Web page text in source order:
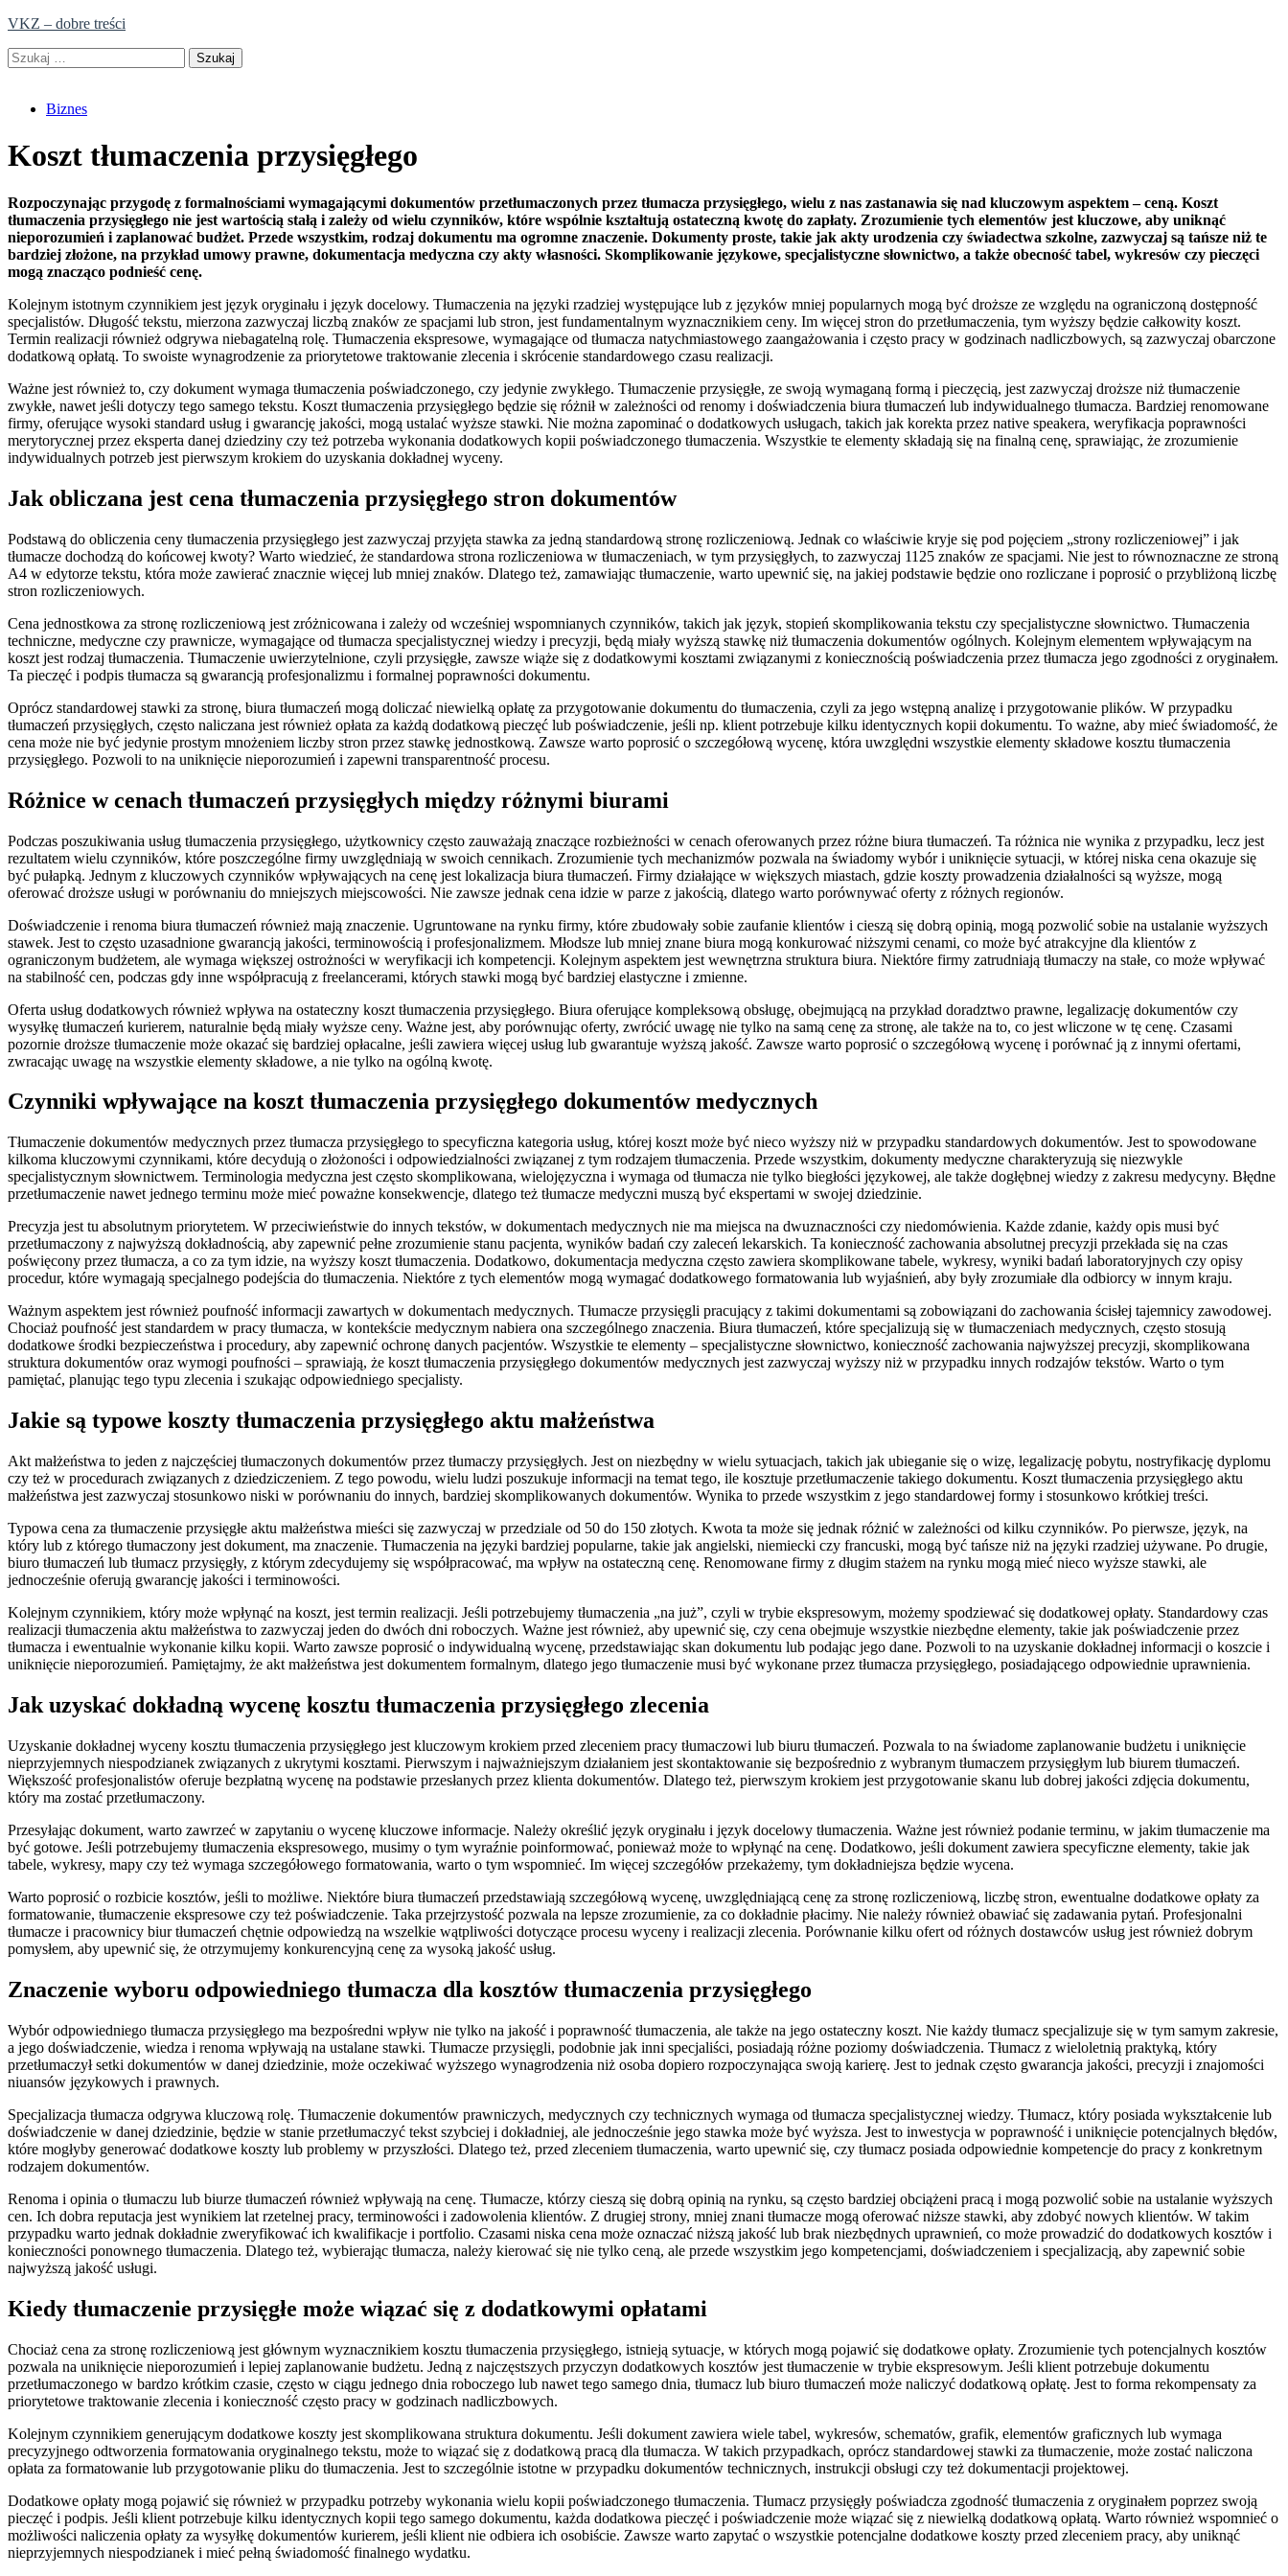
Skip
content
VKZ – dobre treści
Szukaj:
Biznes
Koszt tłumaczenia przysięgłego
Rozpoczynając przygodę z formalnościami wymagającymi dokumentów przetłumaczonych przez tłumacza przysięgłego, wielu z nas zastanawia się nad kluczowym aspektem – ceną. Koszt
tłumaczenia przysięgłego nie jest wartością stałą i zależy od wielu czynników, które wspólnie kształtują ostateczną kwotę do zapłaty. Zrozumienie tych elementów jest kluczowe, aby uniknąć
nieporozumień i zaplanować budżet. Przede wszystkim, rodzaj dokumentu ma ogromne znaczenie. Dokumenty proste, takie jak akty urodzenia czy świadectwa szkolne, zazwyczaj są tańsze niż te
bardziej złożone, na przykład umowy prawne, dokumentacja medyczna czy akty własności. Skomplikowanie językowe, specjalistyczne słownictwo, a także obecność tabel, wykresów czy pieczęci
mogą znacząco podnieść cenę.
Kolejnym istotnym czynnikiem jest język oryginału i język docelowy. Tłumaczenia na języki rzadziej występujące lub z języków mniej popularnych mogą być droższe ze względu na ograniczoną dostępność
specjalistów. Długość tekstu, mierzona zazwyczaj liczbą znaków ze spacjami lub stron, jest fundamentalnym wyznacznikiem ceny. Im więcej stron do przetłumaczenia, tym wyższy będzie całkowity koszt.
Termin realizacji również odgrywa niebagatelną rolę. Tłumaczenia ekspresowe, wymagające od tłumacza natychmiastowego zaangażowania i często pracy w godzinach nadliczbowych, są zazwyczaj obarczone
dodatkową opłatą. To swoiste wynagrodzenie za priorytetowe traktowanie zlecenia i skrócenie standardowego czasu realizacji.
Ważne jest również to, czy dokument wymaga tłumaczenia poświadczonego, czy jedynie zwykłego. Tłumaczenie przysięgłe, ze swoją wymaganą formą i pieczęcią, jest zazwyczaj droższe niż tłumaczenie
zwykłe, nawet jeśli dotyczy tego samego tekstu. Koszt tłumaczenia przysięgłego będzie się różnił w zależności od renomy i doświadczenia biura tłumaczeń lub indywidualnego tłumacza. Bardziej renomowane
firmy, oferujące wysoki standard usług i gwarancję jakości, mogą ustalać wyższe stawki. Nie można zapominać o dodatkowych usługach, takich jak korekta przez native speakera, weryfikacja poprawności
merytorycznej przez eksperta danej dziedziny czy też potrzeba wykonania dodatkowych kopii poświadczonego tłumaczenia. Wszystkie te elementy składają się na finalną cenę, sprawiając, że zrozumienie
indywidualnych potrzeb jest pierwszym krokiem do uzyskania dokładnej wyceny.
Jak obliczana jest cena tłumaczenia przysięgłego stron dokumentów
Podstawą do obliczenia ceny tłumaczenia przysięgłego jest zazwyczaj przyjęta stawka za jedną standardową stronę rozliczeniową. Jednak co właściwie kryje się pod pojęciem „strony rozliczeniowej” i jak
tłumacze dochodzą do końcowej kwoty? Warto wiedzieć, że standardowa strona rozliczeniowa w tłumaczeniach, w tym przysięgłych, to zazwyczaj 1125 znaków ze spacjami. Nie jest to równoznaczne ze stroną
A4 w edytorze tekstu, która może zawierać znacznie więcej lub mniej znaków. Dlatego też, zamawiając tłumaczenie, warto upewnić się, na jakiej podstawie będzie ono rozliczane i poprosić o przybliżoną liczbę
stron rozliczeniowych.
Cena jednostkowa za stronę rozliczeniową jest zróżnicowana i zależy od wcześniej wspomnianych czynników, takich jak język, stopień skomplikowania tekstu czy specjalistyczne słownictwo. Tłumaczenia
techniczne, medyczne czy prawnicze, wymagające od tłumacza specjalistycznej wiedzy i precyzji, będą miały wyższą stawkę niż tłumaczenia dokumentów ogólnych. Kolejnym elementem wpływającym na
koszt jest rodzaj tłumaczenia. Tłumaczenie uwierzytelnione, czyli przysięgłe, zawsze wiąże się z dodatkowymi kosztami związanymi z koniecznością poświadczenia przez tłumacza jego zgodności z oryginałem.
Ta pieczęć i podpis tłumacza są gwarancją profesjonalizmu i formalnej poprawności dokumentu.
Oprócz standardowej stawki za stronę, biura tłumaczeń mogą doliczać niewielką opłatę za przygotowanie dokumentu do tłumaczenia, czyli za jego wstępną analizę i przygotowanie plików. W przypadku
tłumaczeń przysięgłych, często naliczana jest również opłata za każdą dodatkową pieczęć lub poświadczenie, jeśli np. klient potrzebuje kilku identycznych kopii dokumentu. To ważne, aby mieć świadomość, że
cena może nie być jedynie prostym mnożeniem liczby stron przez stawkę jednostkową. Zawsze warto poprosić o szczegółową wycenę, która uwzględni wszystkie elementy składowe kosztu tłumaczenia
przysięgłego. Pozwoli to na uniknięcie nieporozumień i zapewni transparentność procesu.
Różnice w cenach tłumaczeń przysięgłych między różnymi biurami
Podczas poszukiwania usług tłumaczenia przysięgłego, użytkownicy często zauważają znaczące rozbieżności w cenach oferowanych przez różne biura tłumaczeń. Ta różnica nie wynika z przypadku, lecz jest
rezultatem wielu czynników, które poszczególne firmy uwzględniają w swoich cennikach. Zrozumienie tych mechanizmów pozwala na świadomy wybór i uniknięcie sytuacji, w której niska cena okazuje się
być pułapką. Jednym z kluczowych czynników wpływających na cenę jest lokalizacja biura tłumaczeń. Firmy działające w większych miastach, gdzie koszty prowadzenia działalności są wyższe, mogą
oferować droższe usługi w porównaniu do mniejszych miejscowości. Nie zawsze jednak cena idzie w parze z jakością, dlatego warto porównywać oferty z różnych regionów.
Doświadczenie i renoma biura tłumaczeń również mają znaczenie. Ugruntowane na rynku firmy, które zbudowały sobie zaufanie klientów i cieszą się dobrą opinią, mogą pozwolić sobie na ustalanie wyższych
stawek. Jest to często uzasadnione gwarancją jakości, terminowością i profesjonalizmem. Młodsze lub mniej znane biura mogą konkurować niższymi cenami, co może być atrakcyjne dla klientów z
ograniczonym budżetem, ale wymaga większej ostrożności w weryfikacji ich kompetencji. Kolejnym aspektem jest wewnętrzna struktura biura. Niektóre firmy zatrudniają tłumaczy na stałe, co może wpływać
na stabilność cen, podczas gdy inne współpracują z freelancerami, których stawki mogą być bardziej elastyczne i zmienne.
Oferta usług dodatkowych również wpływa na ostateczny koszt tłumaczenia przysięgłego. Biura oferujące kompleksową obsługę, obejmującą na przykład doradztwo prawne, legalizację dokumentów czy
wysyłkę tłumaczeń kurierem, naturalnie będą miały wyższe ceny. Ważne jest, aby porównując oferty, zwrócić uwagę nie tylko na samą cenę za stronę, ale także na to, co jest wliczone w tę cenę. Czasami
pozornie droższe tłumaczenie może okazać się bardziej opłacalne, jeśli zawiera więcej usług lub gwarantuje wyższą jakość. Zawsze warto poprosić o szczegółową wycenę i porównać ją z innymi ofertami,
zwracając uwagę na wszystkie elementy składowe, a nie tylko na ogólną kwotę.
Czynniki wpływające na koszt tłumaczenia przysięgłego dokumentów medycznych
Tłumaczenie dokumentów medycznych przez tłumacza przysięgłego to specyficzna kategoria usług, której koszt może być nieco wyższy niż w przypadku standardowych dokumentów. Jest to spowodowane
kilkoma kluczowymi czynnikami, które decydują o złożoności i odpowiedzialności związanej z tym rodzajem tłumaczenia. Przede wszystkim, dokumenty medyczne charakteryzują się niezwykle
specjalistycznym słownictwem. Terminologia medyczna jest często skomplikowana, wielojęzyczna i wymaga od tłumacza nie tylko biegłości językowej, ale także dogłębnej wiedzy z zakresu medycyny. Błędne
przetłumaczenie nawet jednego terminu może mieć poważne konsekwencje, dlatego też tłumacze medyczni muszą być ekspertami w swojej dziedzinie.
Precyzja jest tu absolutnym priorytetem. W przeciwieństwie do innych tekstów, w dokumentach medycznych nie ma miejsca na dwuznaczności czy niedomówienia. Każde zdanie, każdy opis musi być
przetłumaczony z najwyższą dokładnością, aby zapewnić pełne zrozumienie stanu pacjenta, wyników badań czy zaleceń lekarskich. Ta konieczność zachowania absolutnej precyzji przekłada się na czas
poświęcony przez tłumacza, a co za tym idzie, na wyższy koszt tłumaczenia. Dodatkowo, dokumentacja medyczna często zawiera skomplikowane tabele, wykresy, wyniki badań laboratoryjnych czy opisy
procedur, które wymagają specjalnego podejścia do tłumaczenia. Niektóre z tych elementów mogą wymagać dodatkowego formatowania lub wyjaśnień, aby były zrozumiałe dla odbiorcy w innym kraju.
Ważnym aspektem jest również poufność informacji zawartych w dokumentach medycznych. Tłumacze przysięgli pracujący z takimi dokumentami są zobowiązani do zachowania ścisłej tajemnicy zawodowej.
Chociaż poufność jest standardem w pracy tłumacza, w kontekście medycznym nabiera ona szczególnego znaczenia. Biura tłumaczeń, które specjalizują się w tłumaczeniach medycznych, często stosują
dodatkowe środki bezpieczeństwa i procedury, aby zapewnić ochronę danych pacjentów. Wszystkie te elementy – specjalistyczne słownictwo, konieczność zachowania najwyższej precyzji, skomplikowana
struktura dokumentów oraz wymogi poufności – sprawiają, że koszt tłumaczenia przysięgłego dokumentów medycznych jest zazwyczaj wyższy niż w przypadku innych rodzajów tekstów. Warto o tym
pamiętać, planując tego typu zlecenia i szukając odpowiedniego specjalisty.
Jakie są typowe koszty tłumaczenia przysięgłego aktu małżeństwa
Akt małżeństwa to jeden z najczęściej tłumaczonych dokumentów przez tłumaczy przysięgłych. Jest on niezbędny w wielu sytuacjach, takich jak ubieganie się o wizę, legalizację pobytu, nostryfikację dyplomu
czy też w procedurach związanych z dziedziczeniem. Z tego powodu, wielu ludzi poszukuje informacji na temat tego, ile kosztuje przetłumaczenie takiego dokumentu. Koszt tłumaczenia przysięgłego aktu
małżeństwa jest zazwyczaj stosunkowo niski w porównaniu do innych, bardziej skomplikowanych dokumentów. Wynika to przede wszystkim z jego standardowej formy i stosunkowo krótkiej treści.
Typowa cena za tłumaczenie przysięgłe aktu małżeństwa mieści się zazwyczaj w przedziale od 50 do 150 złotych. Kwota ta może się jednak różnić w zależności od kilku czynników. Po pierwsze, język, na
który lub z którego tłumaczony jest dokument, ma znaczenie. Tłumaczenia na języki bardziej popularne, takie jak angielski, niemiecki czy francuski, mogą być tańsze niż na języki rzadziej używane. Po drugie,
biuro tłumaczeń lub tłumacz przysięgły, z którym zdecydujemy się współpracować, ma wpływ na ostateczną cenę. Renomowane firmy z długim stażem na rynku mogą mieć nieco wyższe stawki, ale
jednocześnie oferują gwarancję jakości i terminowości.
Kolejnym czynnikiem, który może wpłynąć na koszt, jest termin realizacji. Jeśli potrzebujemy tłumaczenia „na już”, czyli w trybie ekspresowym, możemy spodziewać się dodatkowej opłaty. Standardowy czas
realizacji tłumaczenia aktu małżeństwa to zazwyczaj jeden do dwóch dni roboczych. Ważne jest również, aby upewnić się, czy cena obejmuje wszystkie niezbędne elementy, takie jak poświadczenie przez
tłumacza i ewentualnie wykonanie kilku kopii. Warto zawsze poprosić o indywidualną wycenę, przedstawiając skan dokumentu lub podając jego dane. Pozwoli to na uzyskanie dokładnej informacji o koszcie i
uniknięcie nieporozumień. Pamiętajmy, że akt małżeństwa jest dokumentem formalnym, dlatego jego tłumaczenie musi być wykonane przez tłumacza przysięgłego, posiadającego odpowiednie uprawnienia.
Jak uzyskać dokładną wycenę kosztu tłumaczenia przysięgłego zlecenia
Uzyskanie dokładnej wyceny kosztu tłumaczenia przysięgłego jest kluczowym krokiem przed zleceniem pracy tłumaczowi lub biuru tłumaczeń. Pozwala to na świadome zaplanowanie budżetu i uniknięcie
nieprzyjemnych niespodzianek związanych z ukrytymi kosztami. Pierwszym i najważniejszym działaniem jest skontaktowanie się bezpośrednio z wybranym tłumaczem przysięgłym lub biurem tłumaczeń.
Większość profesjonalistów oferuje bezpłatną wycenę na podstawie przesłanych przez klienta dokumentów. Dlatego też, pierwszym krokiem jest przygotowanie skanu lub dobrej jakości zdjęcia dokumentu,
który ma zostać przetłumaczony.
Przesyłając dokument, warto zawrzeć w zapytaniu o wycenę kluczowe informacje. Należy określić język oryginału i język docelowy tłumaczenia. Ważne jest również podanie terminu, w jakim tłumaczenie ma
być gotowe. Jeśli potrzebujemy tłumaczenia ekspresowego, musimy o tym wyraźnie poinformować, ponieważ może to wpłynąć na cenę. Dodatkowo, jeśli dokument zawiera specyficzne elementy, takie jak
tabele, wykresy, mapy czy też wymaga szczegółowego formatowania, warto o tym wspomnieć. Im więcej szczegółów przekażemy, tym dokładniejsza będzie wycena.
Warto poprosić o rozbicie kosztów, jeśli to możliwe. Niektóre biura tłumaczeń przedstawiają szczegółową wycenę, uwzględniającą cenę za stronę rozliczeniową, liczbę stron, ewentualne dodatkowe opłaty za
formatowanie, tłumaczenie ekspresowe czy też poświadczenie. Taka przejrzystość pozwala na lepsze zrozumienie, za co dokładnie płacimy. Nie należy również obawiać się zadawania pytań. Profesjonalni
tłumacze i pracownicy biur tłumaczeń chętnie odpowiedzą na wszelkie wątpliwości dotyczące procesu wyceny i realizacji zlecenia. Porównanie kilku ofert od różnych dostawców usług jest również dobrym
pomysłem, aby upewnić się, że otrzymujemy konkurencyjną cenę za wysoką jakość usług.
Znaczenie wyboru odpowiedniego tłumacza dla kosztów tłumaczenia przysięgłego
Wybór odpowiedniego tłumacza przysięgłego ma bezpośredni wpływ nie tylko na jakość i poprawność tłumaczenia, ale także na jego ostateczny koszt. Nie każdy tłumacz specjalizuje się w tym samym zakresie,
a jego doświadczenie, wiedza i renoma wpływają na ustalane stawki. Tłumacze przysięgli, podobnie jak inni specjaliści, posiadają różne poziomy doświadczenia. Tłumacz z wieloletnią praktyką, który
przetłumaczył setki dokumentów w danej dziedzinie, może oczekiwać wyższego wynagrodzenia niż osoba dopiero rozpoczynająca swoją karierę. Jest to jednak często gwarancja jakości, precyzji i znajomości
niuansów językowych i prawnych.
Specjalizacja tłumacza odgrywa kluczową rolę. Tłumaczenie dokumentów prawniczych, medycznych czy technicznych wymaga od tłumacza specjalistycznej wiedzy. Tłumacz, który posiada wykształcenie lub
doświadczenie w danej dziedzinie, będzie w stanie przetłumaczyć tekst szybciej i dokładniej, ale jednocześnie jego stawka może być wyższa. Jest to inwestycja w poprawność i uniknięcie potencjalnych błędów,
które mogłyby generować dodatkowe koszty lub problemy w przyszłości. Dlatego też, przed zleceniem tłumaczenia, warto upewnić się, czy tłumacz posiada odpowiednie kompetencje do pracy z konkretnym
rodzajem dokumentów.
Renoma i opinia o tłumaczu lub biurze tłumaczeń również wpływają na cenę. Tłumacze, którzy cieszą się dobrą opinią na rynku, są często bardziej obciążeni pracą i mogą pozwolić sobie na ustalanie wyższych
cen. Ich dobra reputacja jest wynikiem lat rzetelnej pracy, terminowości i zadowolenia klientów. Z drugiej strony, mniej znani tłumacze mogą oferować niższe stawki, aby zdobyć nowych klientów. W takim
przypadku warto jednak dokładnie zweryfikować ich kwalifikacje i portfolio. Czasami niska cena może oznaczać niższą jakość lub brak niezbędnych uprawnień, co może prowadzić do dodatkowych kosztów i
konieczności ponownego tłumaczenia. Dlatego też, wybierając tłumacza, należy kierować się nie tylko ceną, ale przede wszystkim jego kompetencjami, doświadczeniem i specjalizacją, aby zapewnić sobie
najwyższą jakość usługi.
Kiedy tłumaczenie przysięgłe może wiązać się z dodatkowymi opłatami
Chociaż cena za stronę rozliczeniową jest głównym wyznacznikiem kosztu tłumaczenia przysięgłego, istnieją sytuacje, w których mogą pojawić się dodatkowe opłaty. Zrozumienie tych potencjalnych kosztów
pozwala na uniknięcie nieporozumień i lepiej zaplanowanie budżetu. Jedną z najczęstszych przyczyn dodatkowych kosztów jest tłumaczenie w trybie ekspresowym. Jeśli klient potrzebuje dokumentu
przetłumaczonego w bardzo krótkim czasie, często w ciągu jednego dnia roboczego lub nawet tego samego dnia, tłumacz lub biuro tłumaczeń może naliczyć dodatkową opłatę. Jest to forma rekompensaty za
priorytetowe traktowanie zlecenia i konieczność często pracy w godzinach nadliczbowych.
Kolejnym czynnikiem generującym dodatkowe koszty jest skomplikowana struktura dokumentu. Jeśli dokument zawiera wiele tabel, wykresów, schematów, grafik, elementów graficznych lub wymaga
precyzyjnego odtworzenia formatowania oryginalnego tekstu, może to wiązać się z dodatkową pracą dla tłumacza. W takich przypadkach, oprócz standardowej stawki za tłumaczenie, może zostać naliczona
opłata za formatowanie lub przygotowanie pliku do tłumaczenia. Jest to szczególnie istotne w przypadku dokumentów technicznych, instrukcji obsługi czy też dokumentacji projektowej.
Dodatkowe opłaty mogą pojawić się również w przypadku potrzeby wykonania wielu kopii poświadczonego tłumaczenia. Tłumacz przysięgły poświadcza zgodność tłumaczenia z oryginałem poprzez swoją
pieczęć i podpis. Jeśli klient potrzebuje kilku identycznych kopii tego samego dokumentu, każda dodatkowa pieczęć i poświadczenie może wiązać się z niewielką dodatkową opłatą. Warto również wspomnieć o
możliwości naliczenia opłaty za wysyłkę dokumentów kurierem, jeśli klient nie odbiera ich osobiście. Zawsze warto zapytać o wszystkie potencjalne dodatkowe koszty przed zleceniem pracy, aby uniknąć
nieprzyjemnych niespodzianek i mieć pełną świadomość finalnego wydatku.